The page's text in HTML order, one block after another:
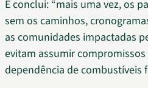
E conclui: “mais uma vez, os
sem os caminhos,
as comunidades impactadas
evitam assumir
dependência de combustíveis